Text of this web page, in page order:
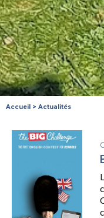
Accueil > Actualités